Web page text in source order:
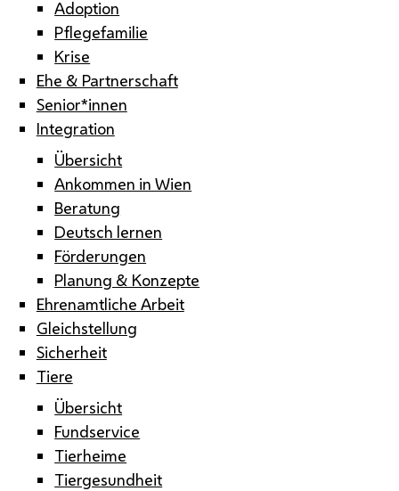
Adoption
Pflegefamilie
Krise
Ehe & Partnerschaft
Senior*innen
Integration
Übersicht
Ankommen in Wien
Beratung
Deutsch lernen
Förderungen
Planung & Konzepte
Ehrenamtliche Arbeit
Gleichstellung
Sicherheit
Tiere
Übersicht
Fundservice
Tierheime
Tiergesundheit